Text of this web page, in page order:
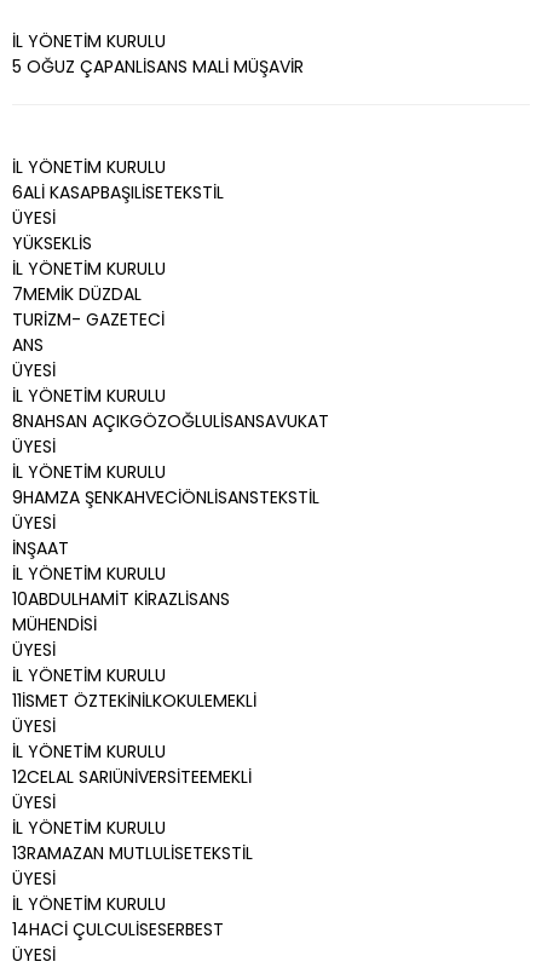
İL YÖNETİM KURULU
5 OĞUZ ÇAPANLİSANS MALİ MÜŞAVİR
İL YÖNETİM KURULU
6ALİ KASAPBAŞILİSETEKSTİL
ÜYESİ
YÜKSEKLİS
İL YÖNETİM KURULU
7MEMİK DÜZDAL
TURİZM- GAZETECİ
ANS
ÜYESİ
İL YÖNETİM KURULU
8NAHSAN AÇIKGÖZOĞLULİSANSAVUKAT
ÜYESİ
İL YÖNETİM KURULU
9HAMZA ŞENKAHVECİÖNLİSANSTEKSTİL
ÜYESİ
İNŞAAT
İL YÖNETİM KURULU
10ABDULHAMİT KİRAZLİSANS
MÜHENDİSİ
ÜYESİ
İL YÖNETİM KURULU
11İSMET ÖZTEKİNİLKOKULEMEKLİ
ÜYESİ
İL YÖNETİM KURULU
12CELAL SARIÜNİVERSİTEEMEKLİ
ÜYESİ
İL YÖNETİM KURULU
13RAMAZAN MUTLULİSETEKSTİL
ÜYESİ
İL YÖNETİM KURULU
14HACİ ÇULCULİSESERBEST
ÜYESİ